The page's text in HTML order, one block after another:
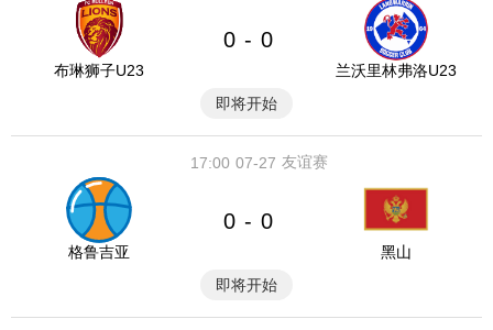
布琳狮子U23
0 - 0
兰沃里林弗洛U23
即将开始
07-27
17:00 友谊赛
格鲁吉亚
0 - 0
黑山
即将开始